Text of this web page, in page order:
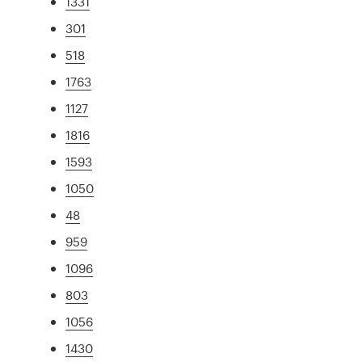
301
518
1763
1127
1816
1593
1050
48
959
1096
803
1056
1430